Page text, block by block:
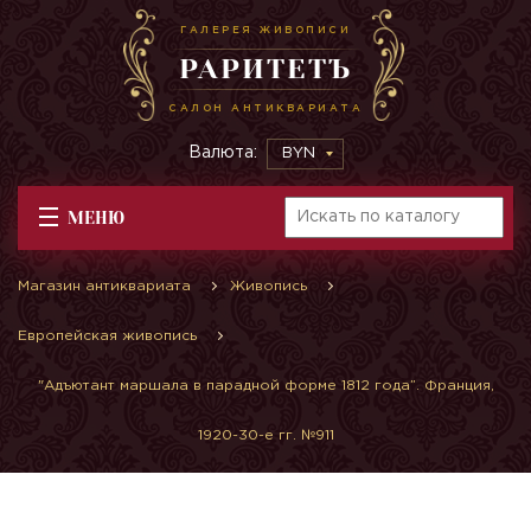
ГАЛЕРЕЯ ЖИВОПИСИ
РАРИТЕТЪ
САЛОН АНТИКВАРИАТА
Валюта: BYN
МЕНЮ
Магазин антиквариата Живопись
Европейская живопись
"Адъютант маршала в парадной форме 1812 года”. Франция,
1920-30-е гг. №911